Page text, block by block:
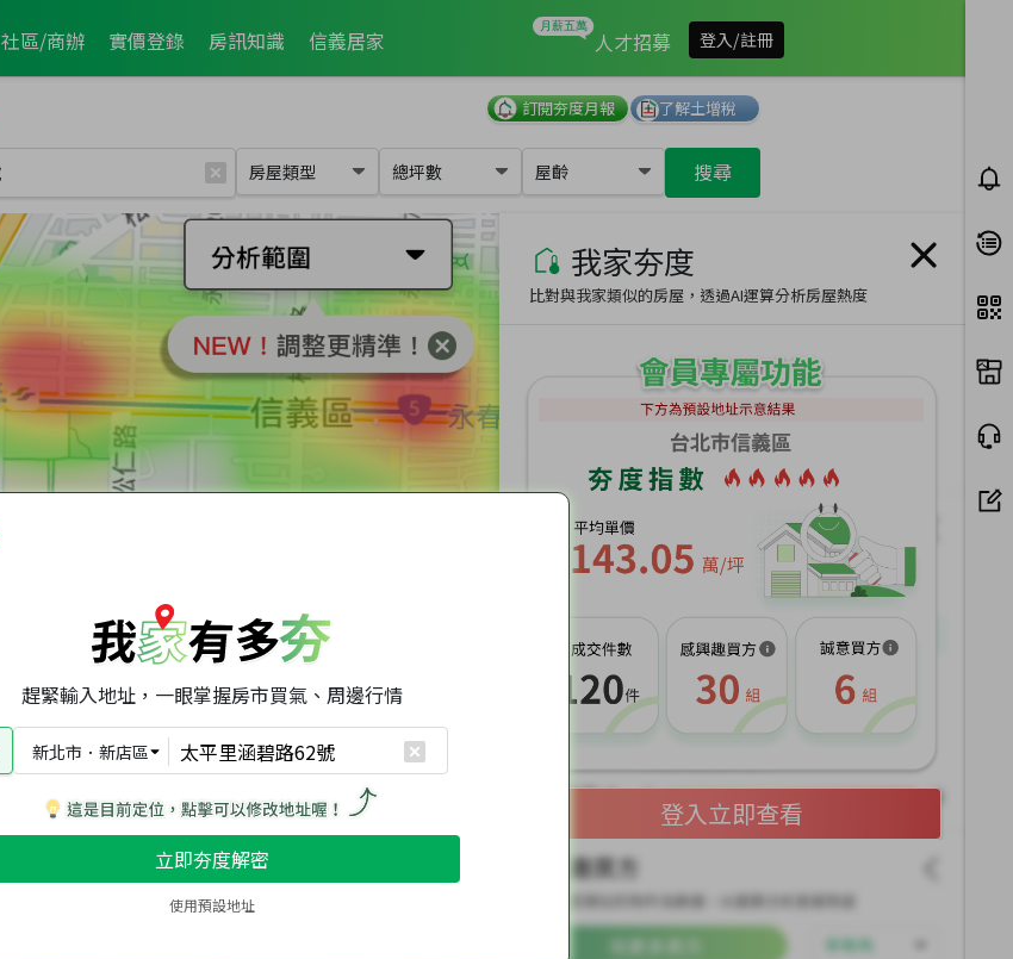
社區/商辦 實價登錄 房訊知識 信義居家 人才招募 登入/註冊
訂閱夯度月報 了解土增稅
房屋類型 總坪數 屋齡 搜尋
趕緊輸入地址，一眼掌握房市買氣、周邊行情
新北市 ． 新店區
立即夯度解密
使用預設地址
我家夯度
比對與我家類似的房屋，透過AI運算分析房屋熱度
登入立即查看